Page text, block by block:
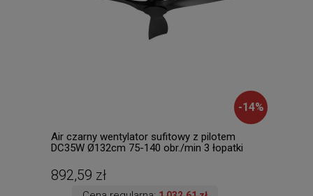
-14%
Air czarny wentylator sufitowy z pilotem
DC35W Ø132cm 75-140 obr./min 3 łopatki
892,59 zł